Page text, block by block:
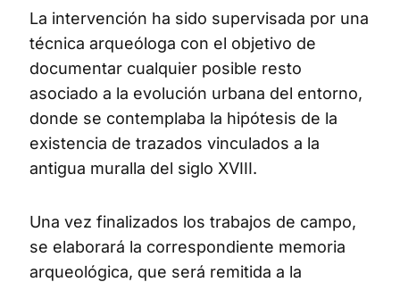
La intervención ha sido supervisada por una
técnica arqueóloga con el objetivo de
documentar cualquier posible resto
asociado a la evolución urbana del entorno,
donde se contemplaba la hipótesis de la
existencia de trazados vinculados a la
antigua muralla del siglo XVIII.
Una vez finalizados los trabajos de campo,
se elaborará la correspondiente memoria
arqueológica, que será remitida a la